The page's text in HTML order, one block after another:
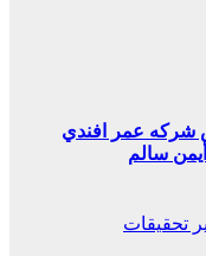
شركه عمر افندي
سالم
تحقيقات